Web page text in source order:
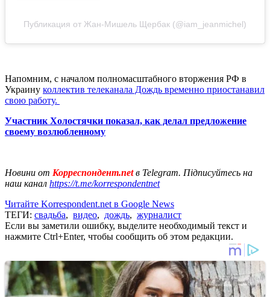
Публикация от Жан-Мишель Щербак (@iam_jeanmichel)
Напомним, с началом полномасштабного вторжения РФ в
Украину коллектив телеканала Дождь временно приостанавил
свою работу.
Участник Холостячки показал, как делал предложение
своему возлюбленному
Новини от Корреспондент.netв Telegram. Підписуйтесь на
наш канал https://t.me/korrespondentnet
Читайте Korrespondent.net в Google News
ТЕГИ: свадьба, видео, дождь, журналист
Если вы заметили ошибку, выделите необходимый текст и
нажмите Ctrl+Enter, чтобы сообщить об этом редакции.